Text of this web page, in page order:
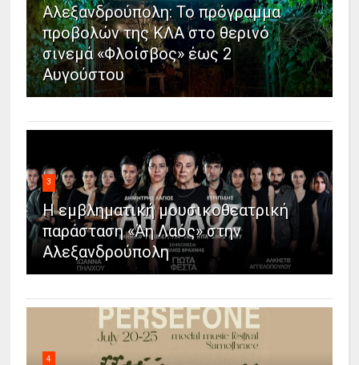
Αλεξανδρούπολη: Το πρόγραμμα
προβολών της ΚΛΑ στο θερινό
σινεμά «Φλοίσβος» έως 2
Αυγούστου
3
Η εμβληματική μουσικοθεατρική
παράσταση «Άη Λαός» στην
Αλεξανδρούπολη
4